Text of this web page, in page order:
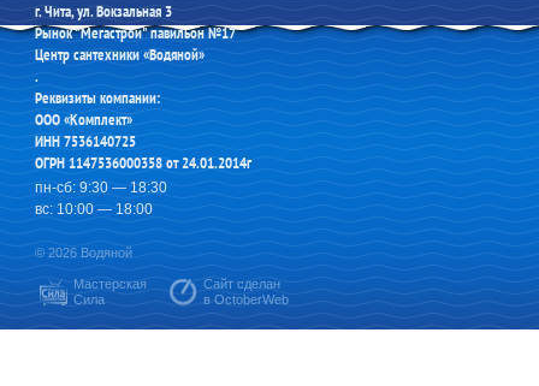
г. Чита, ул. Вокзальная 3
Рынок "Мегастрой" павильон №17
Центр сантехники «Водяной»
.
Реквизиты компании:
ООО «Комплект»
ИНН 7536140725
ОГРН 1147536000358 от 24.01.2014г
пн-сб: 9:30 — 18:30
вс: 10:00 — 18:00
© 2026 Водяной
Мастерская
Сила
Сайт сделан
в OctoberWeb